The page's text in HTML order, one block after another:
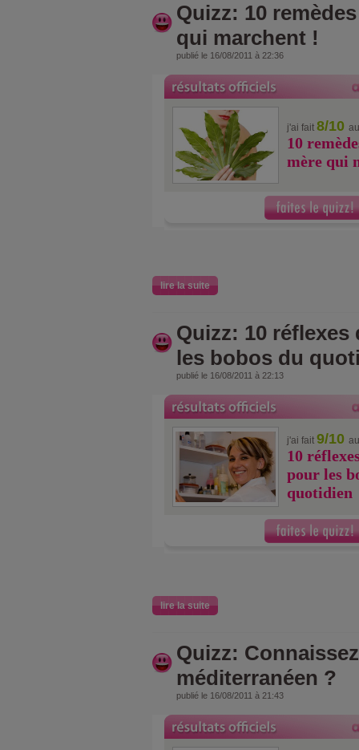
Quizz: 10
qui marchent !
publié le 16/08/2011 à 22:36
j'ai fait 8/10
10
mère qui
lire la suite
Quizz: 10
les bobos du
publié le 16/08/2011 à 22:13
j'ai fait 9/10
10
pour les
quotidien
lire la suite
Quizz:
méditerranéen ?
publié le 16/08/2011 à 21:43